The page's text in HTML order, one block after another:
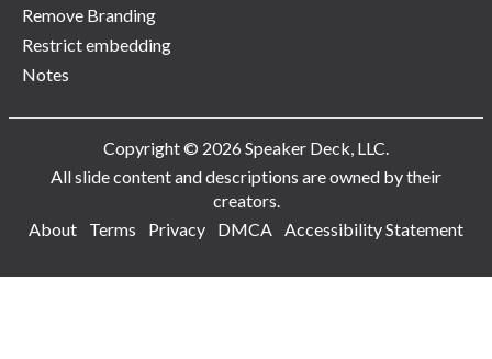
Remove Branding
Restrict embedding
Notes
Copyright © 2026 Speaker Deck, LLC.
All slide content and descriptions are owned by their
creators.
About
Terms Privacy DMCA Accessibility Statement